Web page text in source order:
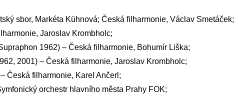
sbor, Markéta Kühnová; Česká filharmonie, Václav Smetáček;
Jaroslav Krombholc;
1962) – Česká filharmonie, Bohumír Liška;
2001) – Česká filharmonie, Jaroslav Krombholc;
Česká filharmonie, Karel Ančerl;
orchestr hlavního města Prahy FOK;